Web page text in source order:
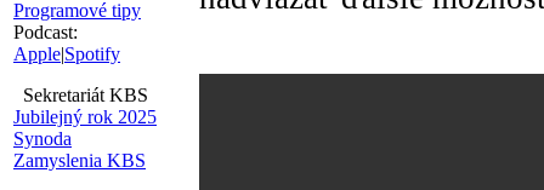
Programové tipy
Podcast:
Apple|Spotify
Sekretariát KBS
Jubilejný rok 2025
Synoda
Zamyslenia KBS